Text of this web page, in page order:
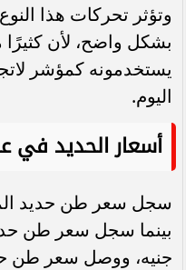
وتؤثر تحركات هذا
بشكل واضح، لأن كثيرًا
يستخدمونه كمؤشر
اليوم.
أسعار الحديد في